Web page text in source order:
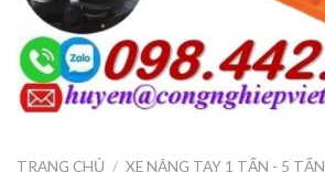
TRANG CHỦ / XE NÂNG TAY 1 TẤN - 5 TẤN